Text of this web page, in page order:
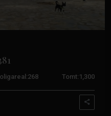
268 Tomt: 1,300